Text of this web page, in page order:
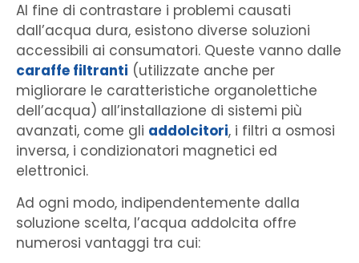
Al fine di contrastare i problemi causati
dall’acqua dura, esistono diverse soluzioni
accessibili ai consumatori. Queste vanno dalle
caraffe filtranti (utilizzate anche per
migliorare le caratteristiche organolettiche
dell’acqua) all’installazione di sistemi più
avanzati, come gli addolcitori, i filtri a osmosi
inversa, i condizionatori magnetici ed
elettronici.
Ad ogni modo, indipendentemente dalla
soluzione scelta, l’acqua addolcita offre
numerosi vantaggi tra cui: